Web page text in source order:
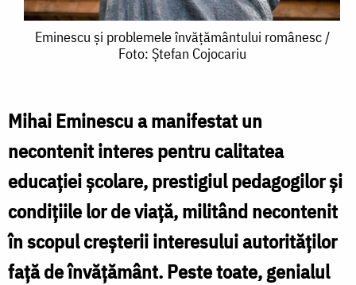
Eminescu
învățământului
românesc
/
Foto:
Ștefan
Cojocariu
Eminescu și problemele învățământului românesc /
Foto: Ștefan Cojocariu
Mihai Eminescu a manifestat un
necontenit interes pentru calitatea
educației școlare, prestigiul pedagogilor și
condițiile lor de viață, militând necontenit
în scopul creșterii interesului autorităților
față de învățământ. Peste toate, genialul